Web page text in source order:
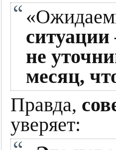
ситуации
не
месяц,
Правда,
уверяет: